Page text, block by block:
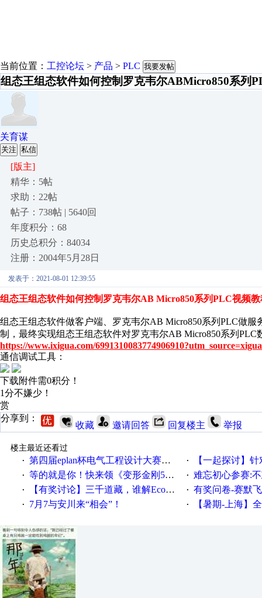
当前位置： 工控论坛 > 产品 > PLC 我要发帖
组态王组态软件如何控制罗克韦尔ABMicro850系列
关育谋
关注 私信
[版主]
精华：5帖
求助：22帖
帖子：738帖 | 5640回
年度积分：68
历史总积分：84034
注册：2004年5月28日
发表于：2021-08-01 12:39:55
组态王组态软件如何控制罗克韦尔AB Micro850系列PLC视频教
组态王组态软件做客户端、罗克韦尔AB Micro850系列PLC做
制，最终实现组态王组态软件对罗克韦尔AB Micro850系列
https://www.ixigua.com/
通信调试工具：
下载附件需0积分！
1分不嫌少！
赏
分享到：
收藏 邀请回答 回复楼主 举报
楼主最近还看过
· 第四届eplan杯电气工程设计大赛报名啦！！！ · 【一起探讨】针对机床业的
· 等的就是你！快来领《变形金刚5》观影券 · 难忘初心参赛:
· 【有奖讨论】三千道藏，谁解EcoStruxureMA领域之谜？ · 有奖问卷-赛默飞精细
· 7月7与安川来“相会”！ · 【暑期-上海】全国工业